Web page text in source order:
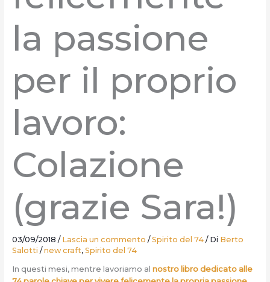
la passione
per il proprio
lavoro:
Colazione
(grazie Sara!)
03/09/2018 / Lascia un commento /Spirito del 74/ Di Berto
Salotti /new craft, Spirito del 74
In questi mesi, mentre lavoriamo al nostro libro dedicato alle